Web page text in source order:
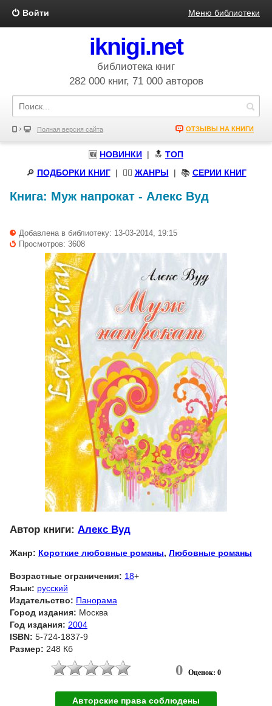
Войти Меню библиотеки
iknigi.net
библиотека книг
282 000 книг, 71 000 авторов
Полная версия сайта ОТЗЫВЫ НА КНИГИ
🆕 НОВИНКИ | 🔝 ТОП
🔎 ПОДБОРКИ КНИГ| 🧝‍♀️ ЖАНРЫ | 📚 СЕРИИ КНИГ
Книга: Муж напрокат - Алекс Вуд
Добавлена в библиотеку: 13-03-2014, 19:15
Просмотров: 3608
Автор книги: Алекс Вуд
Жанр: Короткие любовные романы, Любовные романы
Возрастные ограничения: 18+
Язык: русский
Издательство: Панорама
Город издания: Москва
Год издания: 2004
ISBN: 5-724-1837-9
Размер: 248 Кб
0 Оценок: 0
Авторские права соблюдены